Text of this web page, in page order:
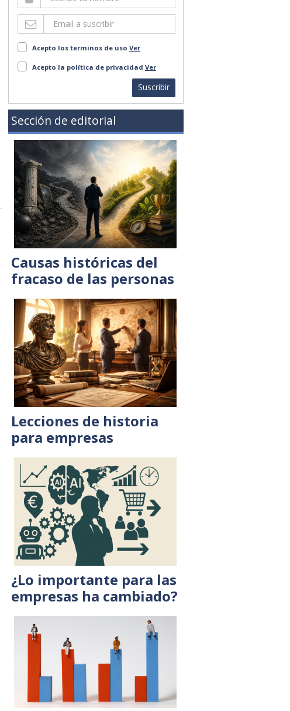
Acepto los terminos de uso Ver
Acepto la política de privacidad Ver
Suscribir
Sección de editorial
Causas históricas del
fracaso de las personas
Lecciones de historia
para empresas
¿Lo importante para las
empresas ha cambiado?